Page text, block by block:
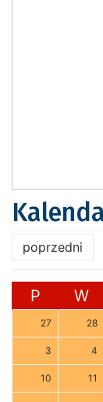
poprzedni
P W
27 28
3 4
10 11